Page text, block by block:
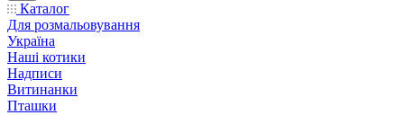
Каталог
Для розмальовування
Україна
Наші котики
Надписи
Витинанки
Пташки